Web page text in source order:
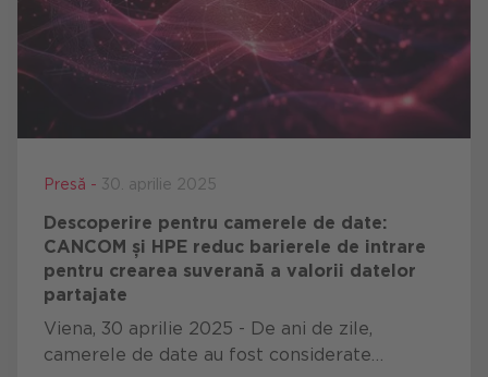
Presă - 30. aprilie 2025
Descoperire pentru camerele de date:
CANCOM și HPE reduc barierele de intrare
pentru crearea suverană a valorii datelor
partajate
Viena, 30 aprilie 2025 - De ani de zile,
camerele de date au fost considerate